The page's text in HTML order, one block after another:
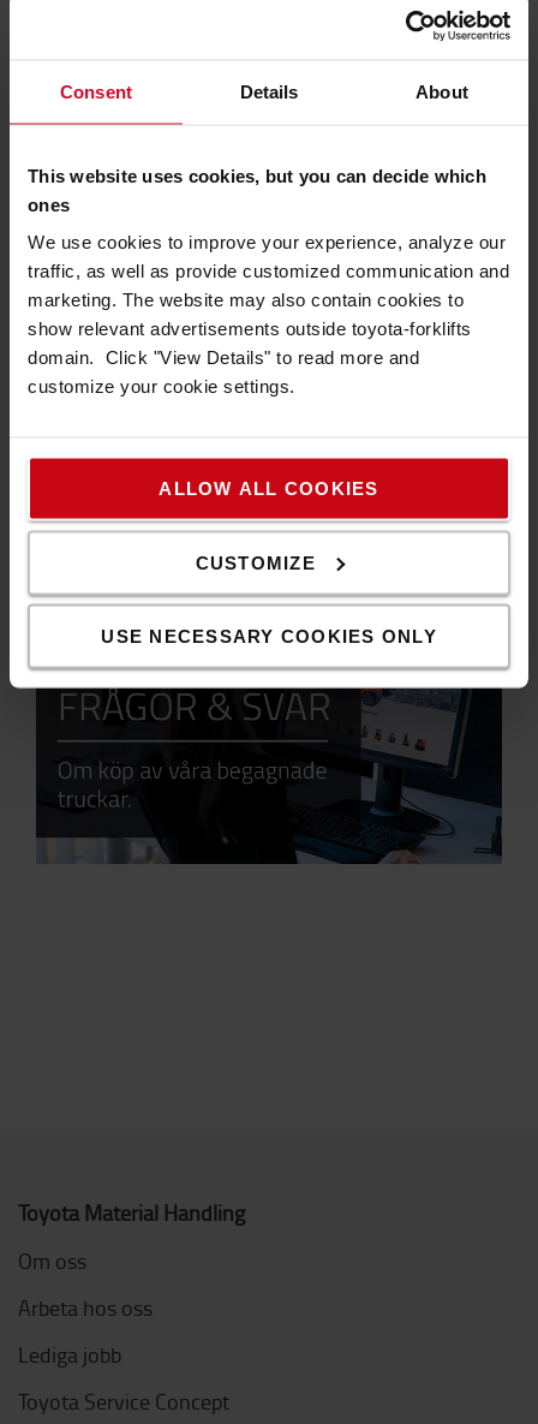
Consent Details About
This website uses cookies, but you can decide which
ones
We use cookies to improve your experience, analyze our
traffic, as well as provide customized communication and
marketing. The website may also contain cookies to
show relevant advertisements outside toyota-forklifts
domain. Click "View Details" to read more and
customize your cookie settings.
ALLOW ALL COOKIES
CUSTOMIZE
USE NECESSARY COOKIES ONLY
Förebyggande underhåll
VÅRA SERVICEPAKET
Frågor & Svar
Toyota Material Handling
Om oss
Arbeta hos oss
Lediga jobb
Toyota Service Concept